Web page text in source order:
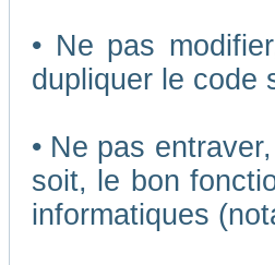
• Ne pas
dupliquer le code
• Ne pas
soit, le bon
informatiques